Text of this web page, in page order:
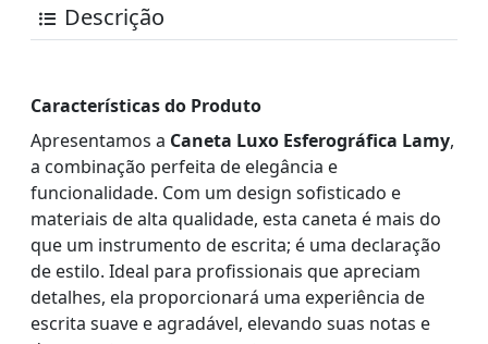
Descrição
Características do Produto
Apresentamos a Caneta Luxo Esferográfica Lamy,
a combinação perfeita de elegância e
funcionalidade. Com um design sofisticado e
materiais de alta qualidade, esta caneta é mais do
que um instrumento de escrita; é uma declaração
de estilo. Ideal para profissionais que apreciam
detalhes, ela proporcionará uma experiência de
escrita suave e agradável, elevando suas notas e